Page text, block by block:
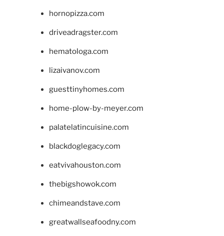
hornopizza.com
driveadragster.com
hematologa.com
lizaivanov.com
guesttinyhomes.com
home-plow-by-meyer.com
palatelatincuisine.com
blackdoglegacy.com
eatvivahouston.com
thebigshowok.com
chimeandstave.com
greatwallseafoodny.com